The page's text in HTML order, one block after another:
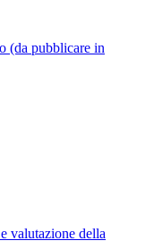
(da pubblicare in
valutazione della